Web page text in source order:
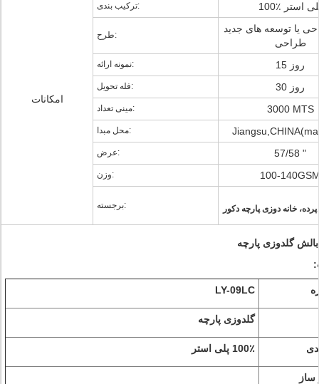
امکانات
ترکیب بندی: پلی استر
طرح:
یا توسعه های جدید
طراحی
نمونه ارائه: 15 روز
فله تحویل: 30 روز
مینی تعداد: 3000 MTS
محل مبدا:
عرض: 57/58 "
وزن: 100-
برجسته: خانه دوزی پارچه دکور
بالش گلدوزی پارچه
LY-09LC
گلدوزی پارچه
100٪ پلی استر